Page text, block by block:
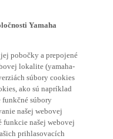
Yamaha
pobočky a prepojené
lokalite (yamaha-
súbory cookies
ako sú napríklad
funkčné súbory
našej webovej
našej webovej
prihlasovacích